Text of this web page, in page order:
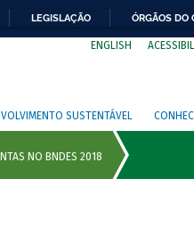
LEGISLAÇÃO ÓRGÃOS DO
ENGLISH
SUSTENTÁVEL